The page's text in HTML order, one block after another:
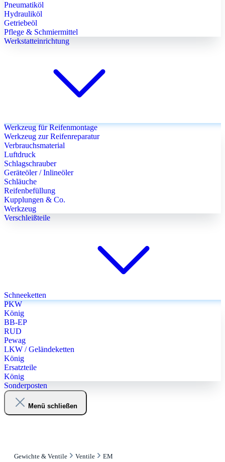
Pneumatiköl
Hydrauliköl
Getriebeöl
Pflege & Schmiermittel
Werkstatteinrichtung
Werkzeug für Reifenmontage
Werkzeug zur Reifenreparatur
Verbrauchsmaterial
Luftdruck
Schlagschrauber
Geräteöler / Inlineöler
Schläuche
Reifenbefüllung
Kupplungen & Co.
Werkzeug
Verschleißteile
Schneeketten
PKW
König
BB-EP
RUD
Pewag
LKW / Geländeketten
König
Ersatzteile
König
Sonderposten
Menü schließen
Gewichte & Ventile Ventile EM